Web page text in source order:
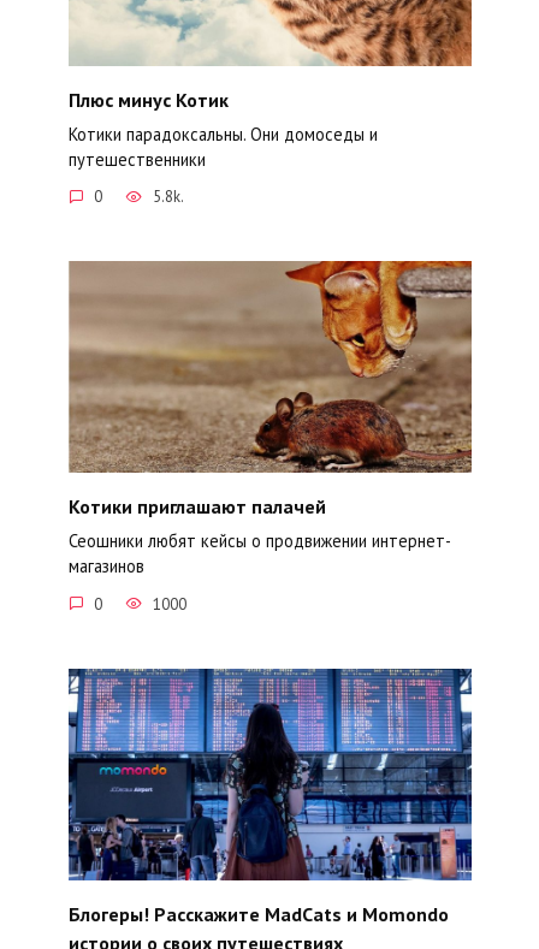
Плюс минус Котик
Котики парадоксальны. Они домоседы и
путешественники
0 5.8k.
Котики приглашают палачей
Сеошники любят кейсы о продвижении интернет-
магазинов
0 1000
Блогеры! Расскажите MadCats и Momondo
истории о своих путешествиях